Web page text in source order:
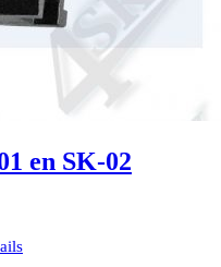
en SK-02